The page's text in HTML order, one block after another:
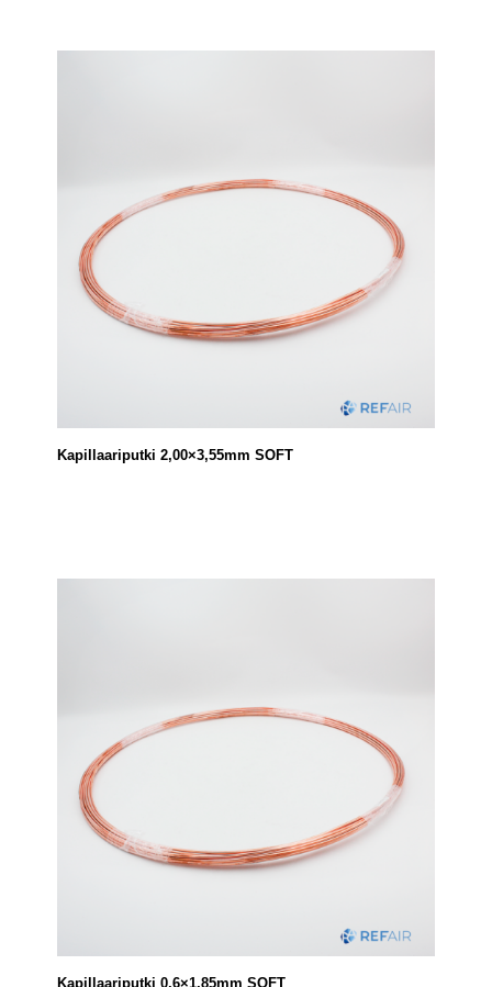
Kapillaariputki 2,00×3,55mm SOFT
Kapillaariputki 0,6×1,85mm SOFT